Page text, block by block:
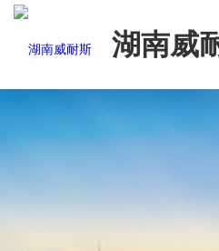
湖南威
司